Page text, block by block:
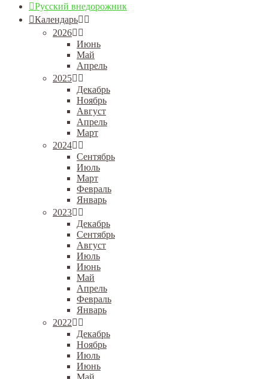
Русский внедорожник
Календарь
2026
Июнь
Май
Апрель
2025
Декабрь
Ноябрь
Август
Апрель
Март
2024
Сентябрь
Июль
Март
Февраль
Январь
2023
Декабрь
Сентябрь
Август
Июль
Июнь
Май
Апрель
Февраль
Январь
2022
Декабрь
Ноябрь
Июль
Июнь
Май